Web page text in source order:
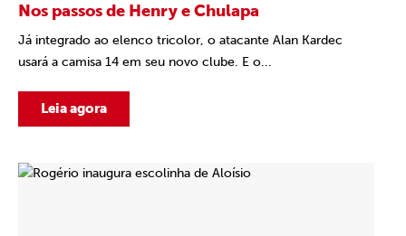
Nos passos de Henry e Chulapa
Já integrado ao elenco tricolor, o atacante Alan Kardec
usará a camisa 14 em seu novo clube. E o...
Leia agora